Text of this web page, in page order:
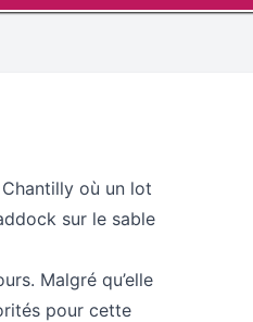
Chantilly où un lot
sur le sable
Malgré qu’elle
pour cette